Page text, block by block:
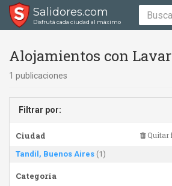
Salidores.com
Disfrutá cada ciudad al máximo
Alojamientos con
1 publicaciones
Filtrar por:
Ciudad Quitar
Tandil, Buenos Aires (1)
Categoría